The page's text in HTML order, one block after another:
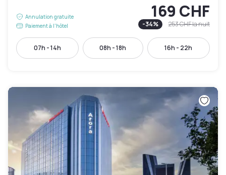
Annulation gratuite
Paiement à l'hôtel
169 CHF
-34% 253 CHFla nuit
07h - 14h 08h - 18h 16h - 22h